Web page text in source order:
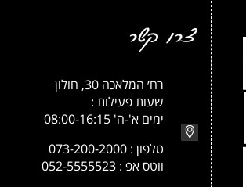
רח׳ המלאכה 30, חולון
שעות פעילות :
ימים א'-ה' 08:00-16:15
טלפון : 073-200-2000
ווטס אפ : 052-5555523